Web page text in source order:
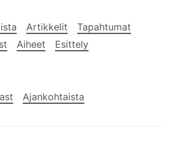
Artikkelit
Tapahtumat
Aiheet Esittely
Ajankohtaista